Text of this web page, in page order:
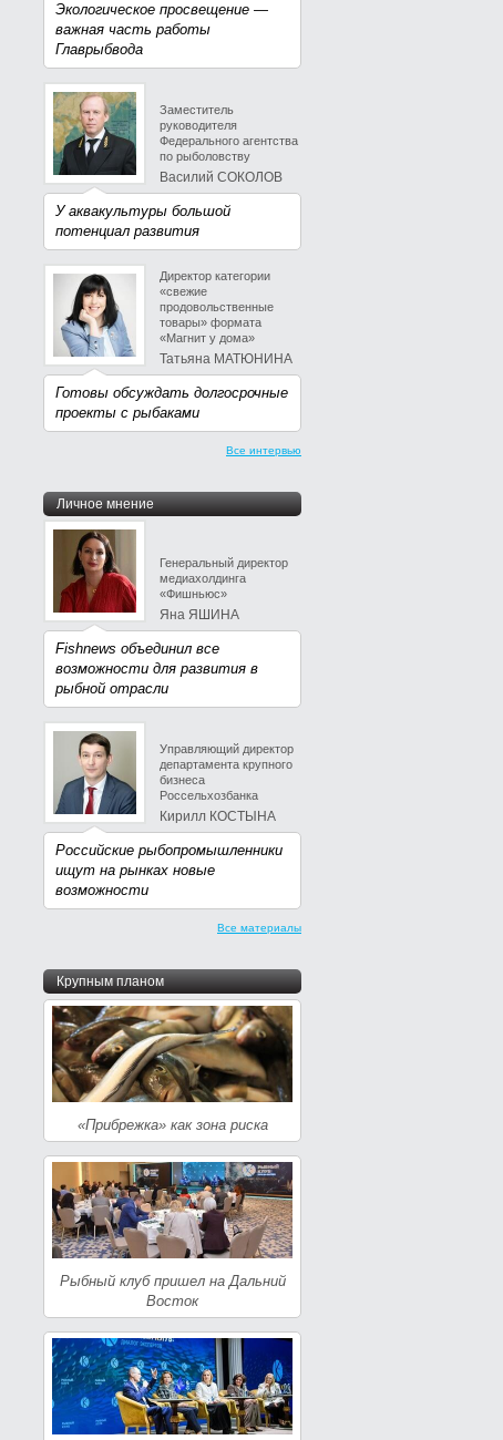
Экологическое просвещение —
важная часть работы
Главрыбвода
Заместитель
руководителя
Федерального агентства
по рыболовству
Василий СОКОЛОВ
У аквакультуры большой
потенциал развития
Директор категории
«свежие
продовольственные
товары» формата
«Магнит у дома»
Татьяна МАТЮНИНА
Готовы обсуждать долгосрочные
проекты с рыбаками
Все интервью
Личное мнение
Генеральный директор
медиахолдинга
«Фишньюс»
Яна ЯШИНА
Fishnews объединил все
возможности для развития в
рыбной отрасли
Управляющий директор
департамента крупного
бизнеса
Россельхозбанка
Кирилл КОСТЫНА
Российские рыбопромышленники
ищут на рынках новые
возможности
Все материалы
Крупным планом
«Прибрежка» как зона риска
Рыбный клуб пришел на Дальний
Восток